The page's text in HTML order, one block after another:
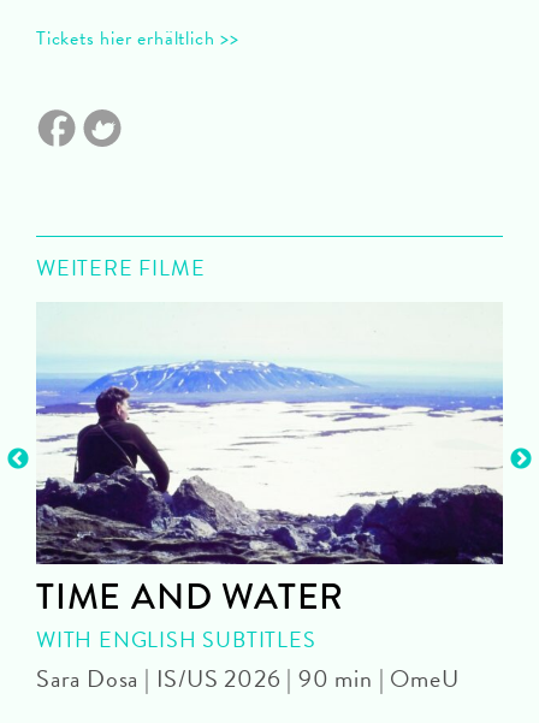
Tickets hier erhältlich >>
WEITERE FILME
TIME AND WATER
WITH ENGLISH SUBTITLES
Sara Dosa | IS/US 2026 | 90 min | OmeU